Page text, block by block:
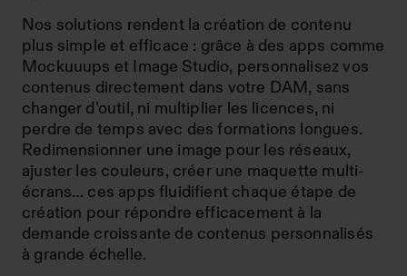
Nos solutions rendent la création de contenu
plus simple et efficace : grâce à des apps comme
Mockuuups et Image Studio, personnalisez vos
contenus directement dans votre DAM, sans
changer d’outil, ni multiplier les licences, ni
perdre de temps avec des formations longues.
Redimensionner une image pour les réseaux,
ajuster les couleurs, créer une maquette multi-
écrans… ces apps fluidifient chaque étape de
création pour répondre efficacement à la
demande croissante de contenus personnalisés
à grande échelle.